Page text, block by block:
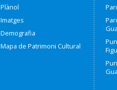
Plànol
Imatges
Demografia
Mapa de Patrimoni Cultural